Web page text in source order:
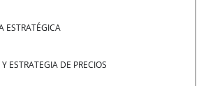
ESTRATÉGICA
ESTRATEGIA DE PRECIOS